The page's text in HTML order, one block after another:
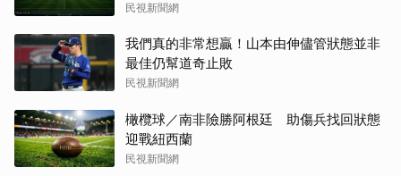
民視新聞網
我們真的非常想贏！山本由伸儘管狀態並非
最佳仍幫道奇止敗
民視新聞網
橄欖球／南非險勝阿根廷 助傷兵找回狀態
迎戰紐西蘭
民視新聞網